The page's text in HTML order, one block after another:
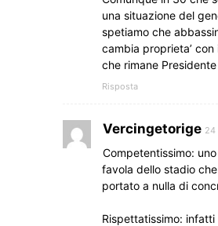
una situazione del
spetiamo che
cambia proprieta’
che rimane Presidente
Risposta
Vercingetorige 24
Competentissimo:
favola dello stadio
portato a nulla di
Rispettatissimo: infatti